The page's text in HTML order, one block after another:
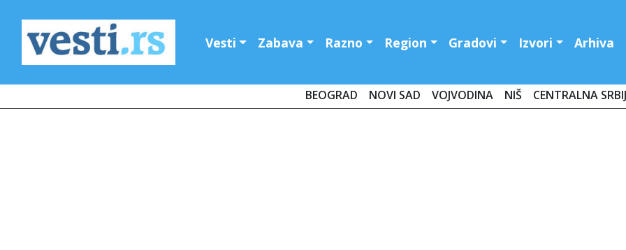
Vesti Zabava Razno Region Gradovi Izvori Arhiva
BEOGRAD NOVI SAD VOJVODINA NIŠ CENTRALNA